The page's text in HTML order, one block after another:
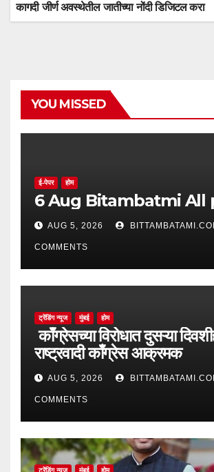
कागदी जीर्ण अवस्थेतील जातीच्या नोंदी डिजिटल करा
YOU MISSED
ई-पेपर होम
6 Aug Bitambatmi
AUG 5, 2026
COMMENTS
ट्रेंडिंग न्यूज मुंबई होम
काँग्रेसच्या विरोधात दुसऱ्या
राष्ट्रवादी काँग्रेस आक्रमक
AUG 5, 2026
COMMENTS
ट्रेंडिंग न्यूज मुंबई होम